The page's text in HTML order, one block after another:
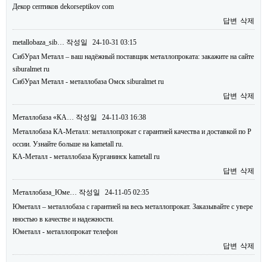
Декор септиков dekorseptikov com
답변 삭제
metallobaza_sib… 작성일
24-10-31 03:15
СибУрал Металл – ваш надёжный поставщик металлопроката: закажите на сайте
siburalmet ru
СибУрал Металл - металлобаза Омск siburalmet ru
답변 삭제
Металлобаза «КА… 작성일
24-11-03 16:38
Металлобаза КА-Металл: металлопрокат с гарантией качества и доставкой по Р
оссии. Узнайте больше на kametall ru.
КА-Металл - металлобаза Курганинск kametall ru
답변 삭제
Металлобаза_Юме… 작성일
24-11-05 02:35
Юметалл – металлобаза с гарантией на весь металлопрокат. Заказывайте с увере
нностью в качестве и надежности.
Юметалл - металлопрокат телефон
답변 삭제